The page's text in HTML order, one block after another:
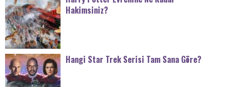
Hakimsiniz?
Hangi Star Trek Serisi Tam Sana Göre?